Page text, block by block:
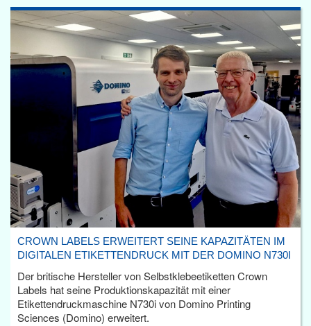
CROWN LABELS ERWEITERT SEINE KAPAZITÄTEN IM
DIGITALEN ETIKETTENDRUCK MIT DER DOMINO N730I
Der britische Hersteller von Selbstklebeetiketten Crown
Labels hat seine Produktionskapazität mit einer
Etikettendruckmaschine N730i von Domino Printing
Sciences (Domino) erweitert.